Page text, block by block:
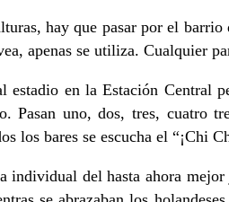
hay que pasar por el
apenas se utiliza. Cualquier
en la Estación Central
uno, dos, tres, cuatro
los bares se escucha el “¡Chi
del hasta ahora